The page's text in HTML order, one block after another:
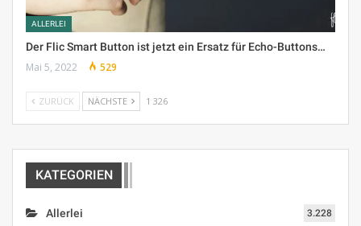
ALLERLEI
Der Flic Smart Button ist jetzt ein Ersatz für Echo-Buttons…
Mai 5, 2022 529
ZURÜCK NÄCHSTE 1 326
KATEGORIEN
Allerlei 3.228